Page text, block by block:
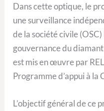
Dans cette optique, le
une surveillance
de la société civile
gouvernance du
est mis en œuvre par
Programme d’appui à la
L’objectif général de ce